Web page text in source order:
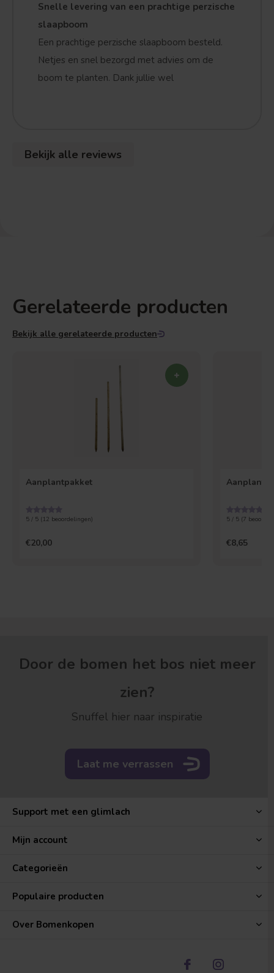
Snelle levering van een prachtige perzische
slaapboom
Een prachtige perzische slaapboom besteld.
Netjes en snel bezorgd met advies om de
boom te planten. Dank jullie wel
Bekijk alle reviews
Gerelateerde producten
Bekijk alle gerelateerde producten
Aanplantpakket
5 / 5 (12 beoordelingen)
€20,00
5 / 5 (7
€8,65
Door de bomen het bos niet meer
zien?
Snuffel hier naar inspiratie
Laat me verrassen
Support met een glimlach
Mijn account
Categorieën
Populaire producten
Over Bomenkopen